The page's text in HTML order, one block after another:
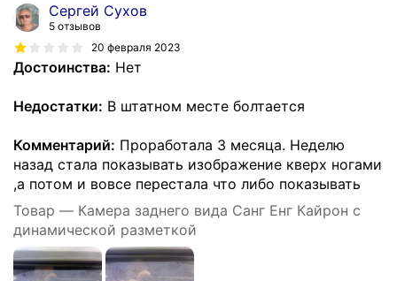
Сергей Сухов
5 отзывов
20 февраля 2023
Достоинства: Нет
Недостатки: В штатном месте болтается
Комментарий: Проработала 3 месяца. Неделю
назад стала показывать изображение кверх ногами
,а потом и вовсе перестала что либо показывать
Товар — Камера заднего вида Санг Енг Кайрон с
динамической разметкой